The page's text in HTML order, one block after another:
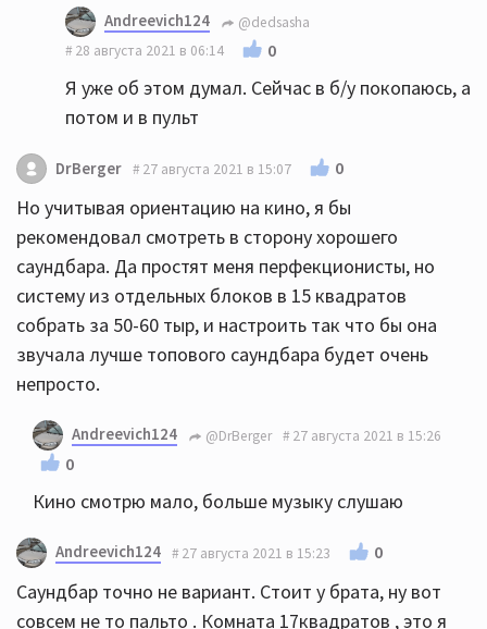
Andreevich124
@dedsasha
28 августа 2021 в 06:14
0
Я уже об этом думал. Сейчас в б/у покопаюсь, а
потом и в пульт
DrBerger 27 августа 2021 в 15:07 0
Но учитывая ориентацию на кино, я бы
рекомендовал смотреть в сторону хорошего
саундбара. Да простят меня перфекционисты, но
систему из отдельных блоков в 15 квадратов
собрать за 50-60 тыр, и настроить так что бы она
звучала лучше топового саундбара будет очень
непросто.
Andreevich124 @DrBerger 27 августа 2021 в 15:26
0
Кино смотрю мало, больше музыку слушаю
Andreevich124 27 августа 2021 в 15:23 0
Саундбар точно не вариант. Стоит у брата, ну вот
совсем не то пальто . Комната 17квадратов , это я